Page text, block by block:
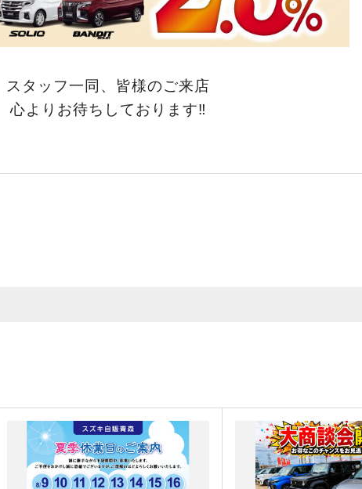
スタッフ一同、皆様のご来店
心よりお待ちしております‼